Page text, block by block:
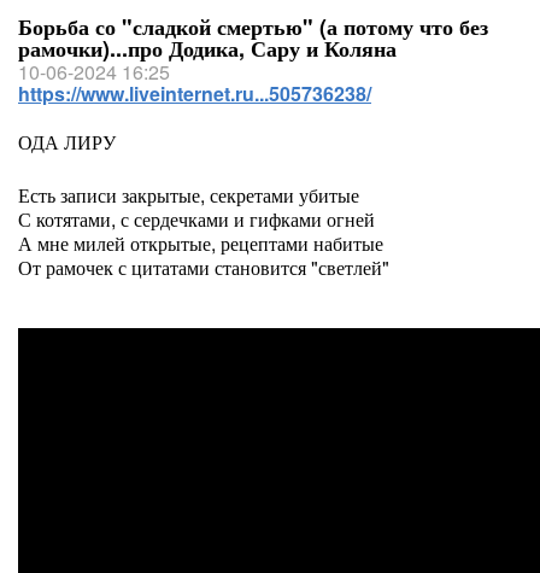
Борьба со "сладкой смертью" (а потому что без
рамочки)...про Додика, Сару и Коляна
10-06-2024 16:25
https://www.liveinternet.ru...505736238/
ОДА ЛИРУ
Есть записи закрытые, секретами убитые
С котятами, с сердечками и гифками огней
А мне милей открытые, рецептами набитые
От рамочек с цитатами становится "светлей"